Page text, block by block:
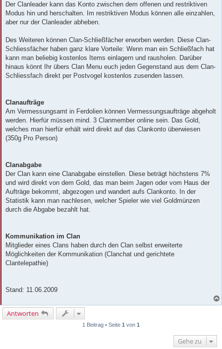
Der Clanleader kann das Konto zwischen dem offenen und restriktiven
Modus hin und herschalten. Im restriktiven Modus können alle einzahlen,
aber nur der Clanleader abheben.
Des Weiteren können Clan-Schließfächer erworben werden. Diese Clan-
Schliessfächer haben ganz klare Vorteile: Wenn man ein Schließfach hat
kann man beliebig kostenlos Items einlagern und rausholen. Darüber
hinaus könnt Ihr übers Clan Menu euch jeden Gegenstand aus dem Clan-
Schliessfach direkt per Postvogel kostenlos zusenden lassen.
Clanaufträge
Am Vermessungsamt in Ferdolien können Vermessungsaufträge abgeholt
werden. Hierfür müssen mind. 3 Clanmember online sein. Das Gold,
welches man hierfür erhält wird direkt auf das Clankonto überwiesen
(350g Pro Person)
Clanabgabe
Der Clan kann eine Clanabgabe einstellen. Diese beträgt höchstens 7%
und wird direkt von dem Gold, das man beim Jagen oder vom Haus der
Aufträge bekommt, abgezogen und wandert aufs Clankonto. In der
Statistik kann man nachlesen, welcher Spieler wie viel Goldmünzen
durch die Abgabe bezahlt hat.
Kommunikation im Clan
Mitglieder eines Clans haben durch den Clan selbst erweiterte
Möglichkeiten der Kommunikation (Clanchat und gerichtete
Clantelepathie)
Stand: 11.06.2009
Antworten
1 Beitrag • Seite 1 von 1
Gehe zu